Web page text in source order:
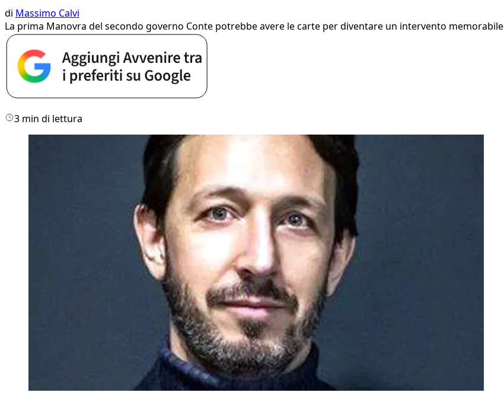
di Massimo Calvi
La prima Manovra del secondo governo Conte potrebbe avere le carte per diventare un intervento memorabile
3 min di lettura